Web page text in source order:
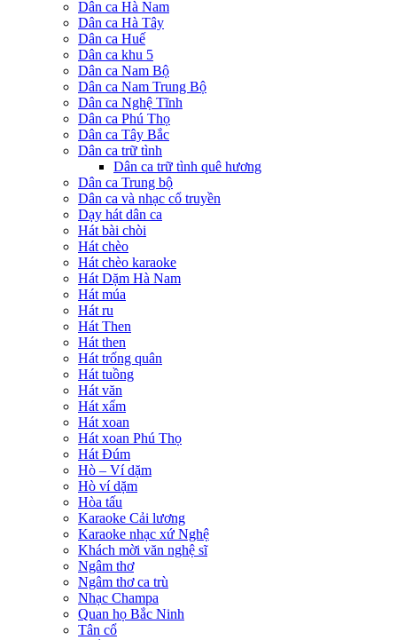
Dân ca Hà Nam
Dân ca Hà Tây
Dân ca Huế
Dân ca khu 5
Dân ca Nam Bộ
Dân ca Nam Trung Bộ
Dân ca Nghệ Tĩnh
Dân ca Phú Thọ
Dân ca Tây Bắc
Dân ca trữ tình
Dân ca trữ tình quê hương
Dân ca Trung bộ
Dân ca và nhạc cổ truyền
Dạy hát dân ca
Hát bài chòi
Hát chèo
Hát chèo karaoke
Hát Dặm Hà Nam
Hát múa
Hát ru
Hát Then
Hát then
Hát trống quân
Hát tuồng
Hát văn
Hát xẩm
Hát xoan
Hát xoan Phú Thọ
Hát Đúm
Hò – Ví dặm
Hò ví dặm
Hòa tấu
Karaoke Cải lương
Karaoke nhạc xứ Nghệ
Khách mời văn nghệ sĩ
Ngâm thơ
Ngâm thơ ca trù
Nhạc Champa
Quan họ Bắc Ninh
Tân cổ